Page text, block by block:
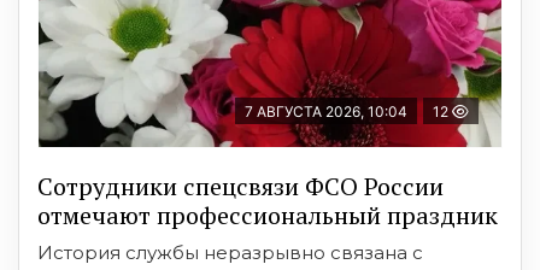
7 АВГУСТА 2026, 10:04 12
Сотрудники спецсвязи ФСО России
отмечают профессиональный праздник
История службы неразрывно связана с